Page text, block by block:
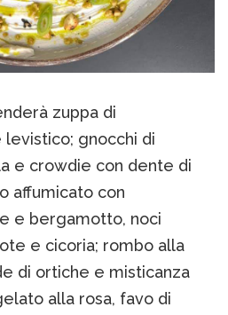
zuppa di
gnocchi di
e crowdie con dente di
affumicato con
e bergamotto, noci
e cicoria; rombo alla
di ortiche e misticanza
alla rosa, favo di